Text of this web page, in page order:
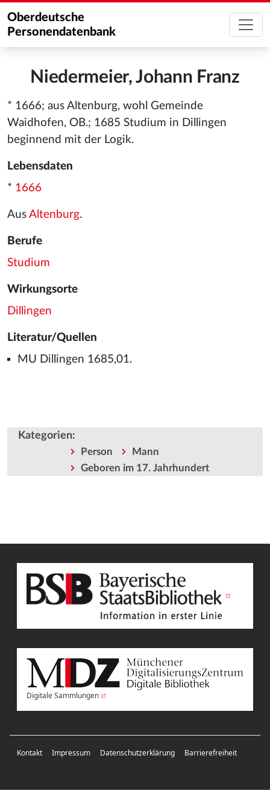
Oberdeutsche
Personendatenbank
Niedermeier, Johann Franz
* 1666; aus Altenburg, wohl Gemeinde
Waidhofen, OB.; 1685 Studium in Dillingen
beginnend mit der Logik.
Lebensdaten
* 1666
Aus Altenburg.
Berufe
Studium
Wirkungsorte
Dillingen
Literatur/Quellen
MU Dillingen 1685,01.
Kategorien:
Person
Mann
Geboren im 17. Jahrhundert
Digitale Sammlungen
Kontakt Impressum Datenschutzerklärung Barrierefreiheit